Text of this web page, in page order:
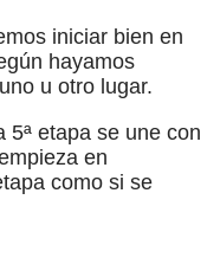
iniciar bien en
hayamos
u otro lugar.
5ª etapa se une con
en
como si se